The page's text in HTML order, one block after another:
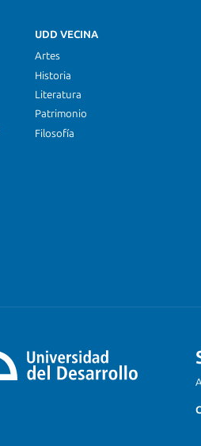
UDD VECINA
Artes
Historia
Literatura
Patrimonio
Filosofía